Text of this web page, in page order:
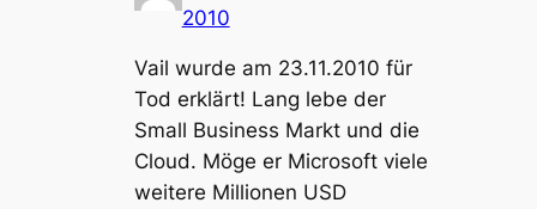
2010
Vail wurde am 23.11.2010 für
Tod erklärt! Lang lebe der
Small Business Markt und die
Cloud. Möge er Microsoft viele
weitere Millionen USD